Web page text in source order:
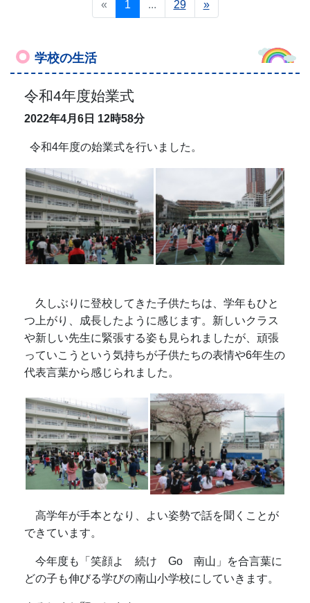
« 1 ... 29 »
学校の生活
令和4年度始業式
2022年4月6日 12時58分
令和4年度の始業式を行いました。
久しぶりに登校してきた子供たちは、学年もひと
つ上がり、成長したように感じます。 新しいクラス
や新しい先生に緊張する姿も見られましたが、 頑張
っていこうという気持ちが子供たちの表情や6年生の
代表言葉から感じられました。
高学年が手本となり、よい姿勢で話を聞くことが
できています。
今年度も「笑顔よ 続け Go 南山」を合言葉に
どの子も伸びる学びの南山小学校にしていきます。